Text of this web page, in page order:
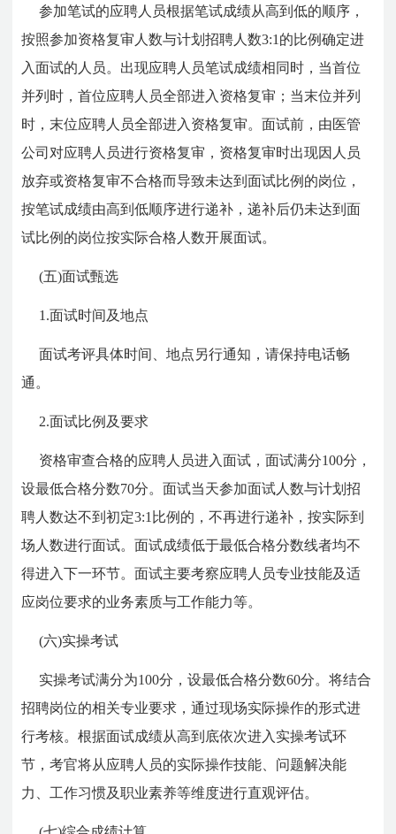
参加笔试的应聘人员根据笔试成绩从高到低的顺序，
按照参加资格复审人数与计划招聘人数3:1的比例确定进
入面试的人员。出现应聘人员笔试成绩相同时，当首位
并列时，首位应聘人员全部进入资格复审；当末位并列
时，末位应聘人员全部进入资格复审。面试前，由医管
公司对应聘人员进行资格复审，资格复审时出现因人员
放弃或资格复审不合格而导致未达到面试比例的岗位，
按笔试成绩由高到低顺序进行递补，递补后仍未达到面
试比例的岗位按实际合格人数开展面试。
(五)面试甄选
1.面试时间及地点
面试考评具体时间、地点另行通知，请保持电话畅
通。
2.面试比例及要求
资格审查合格的应聘人员进入面试，面试满分100分，
设最低合格分数70分。面试当天参加面试人数与计划招
聘人数达不到初定3:1比例的，不再进行递补，按实际到
场人数进行面试。面试成绩低于最低合格分数线者均不
得进入下一环节。面试主要考察应聘人员专业技能及适
应岗位要求的业务素质与工作能力等。
(六)实操考试
实操考试满分为100分，设最低合格分数60分。将结合
招聘岗位的相关专业要求，通过现场实际操作的形式进
行考核。根据面试成绩从高到底依次进入实操考试环
节，考官将从应聘人员的实际操作技能、问题解决能
力、工作习惯及职业素养等维度进行直观评估。